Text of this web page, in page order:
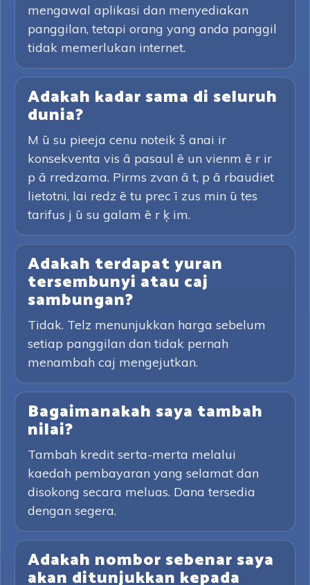
mengawal aplikasi dan menyediakan
panggilan, tetapi orang yang anda panggil
tidak memerlukan internet.
Adakah kadar sama di seluruh
dunia?
M ū su pieeja cenu noteik š anai ir
konsekventa vis ā pasaul ē un vienm ē r ir
p ā rredzama. Pirms zvan ā t, p ā rbaudiet
lietotni, lai redz ē tu prec ī zus min ū tes
tarifus j ū su galam ē r ķ im.
Adakah terdapat yuran
tersembunyi atau caj
sambungan?
Tidak. Telz menunjukkan harga sebelum
setiap panggilan dan tidak pernah
menambah caj mengejutkan.
Bagaimanakah saya tambah
nilai?
Tambah kredit serta-merta melalui
kaedah pembayaran yang selamat dan
disokong secara meluas. Dana tersedia
dengan segera.
Adakah nombor sebenar saya
akan ditunjukkan kepada